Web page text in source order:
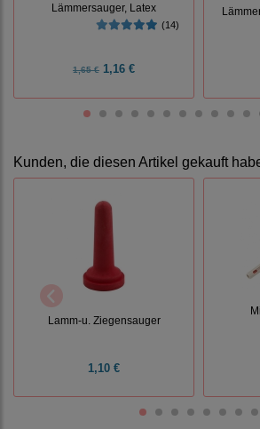
Lämmersauger, Latex
(14)
1,65 € 1,16 €
Kunden, die diesen Artikel gekauft
Lamm-u. Ziegensauger
1,10 €